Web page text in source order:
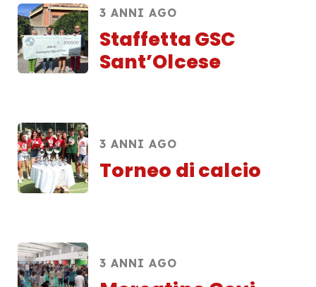
3 ANNI AGO
Staffetta GSC
Sant’Olcese
3 ANNI AGO
Torneo di calcio
3 ANNI AGO